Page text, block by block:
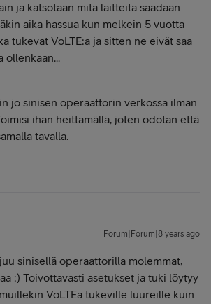
ja katsotaan mitä laitteita saadaan
aika hassua kun melkein 5 vuotta
tukevat VoLTE:a ja sitten ne eivät saa
ollenkaan...
jo sinisen operaattorin verkossa ilman
ihan heittämällä, joten odotan että
tavalla.
Forum|Forum|8 years ago
sinisellä operaattorilla molemmat,
:) Toivottavasti asetukset ja tuki löytyy
VoLTEa tukeville luureille kuin